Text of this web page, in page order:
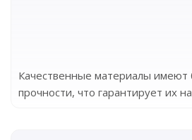
Качественные материалы имеют
прочности, что гарантирует их